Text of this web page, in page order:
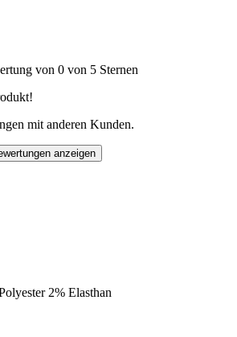
von 0 von 5 Sternen
mit anderen Kunden.
anzeigen
2% Elasthan